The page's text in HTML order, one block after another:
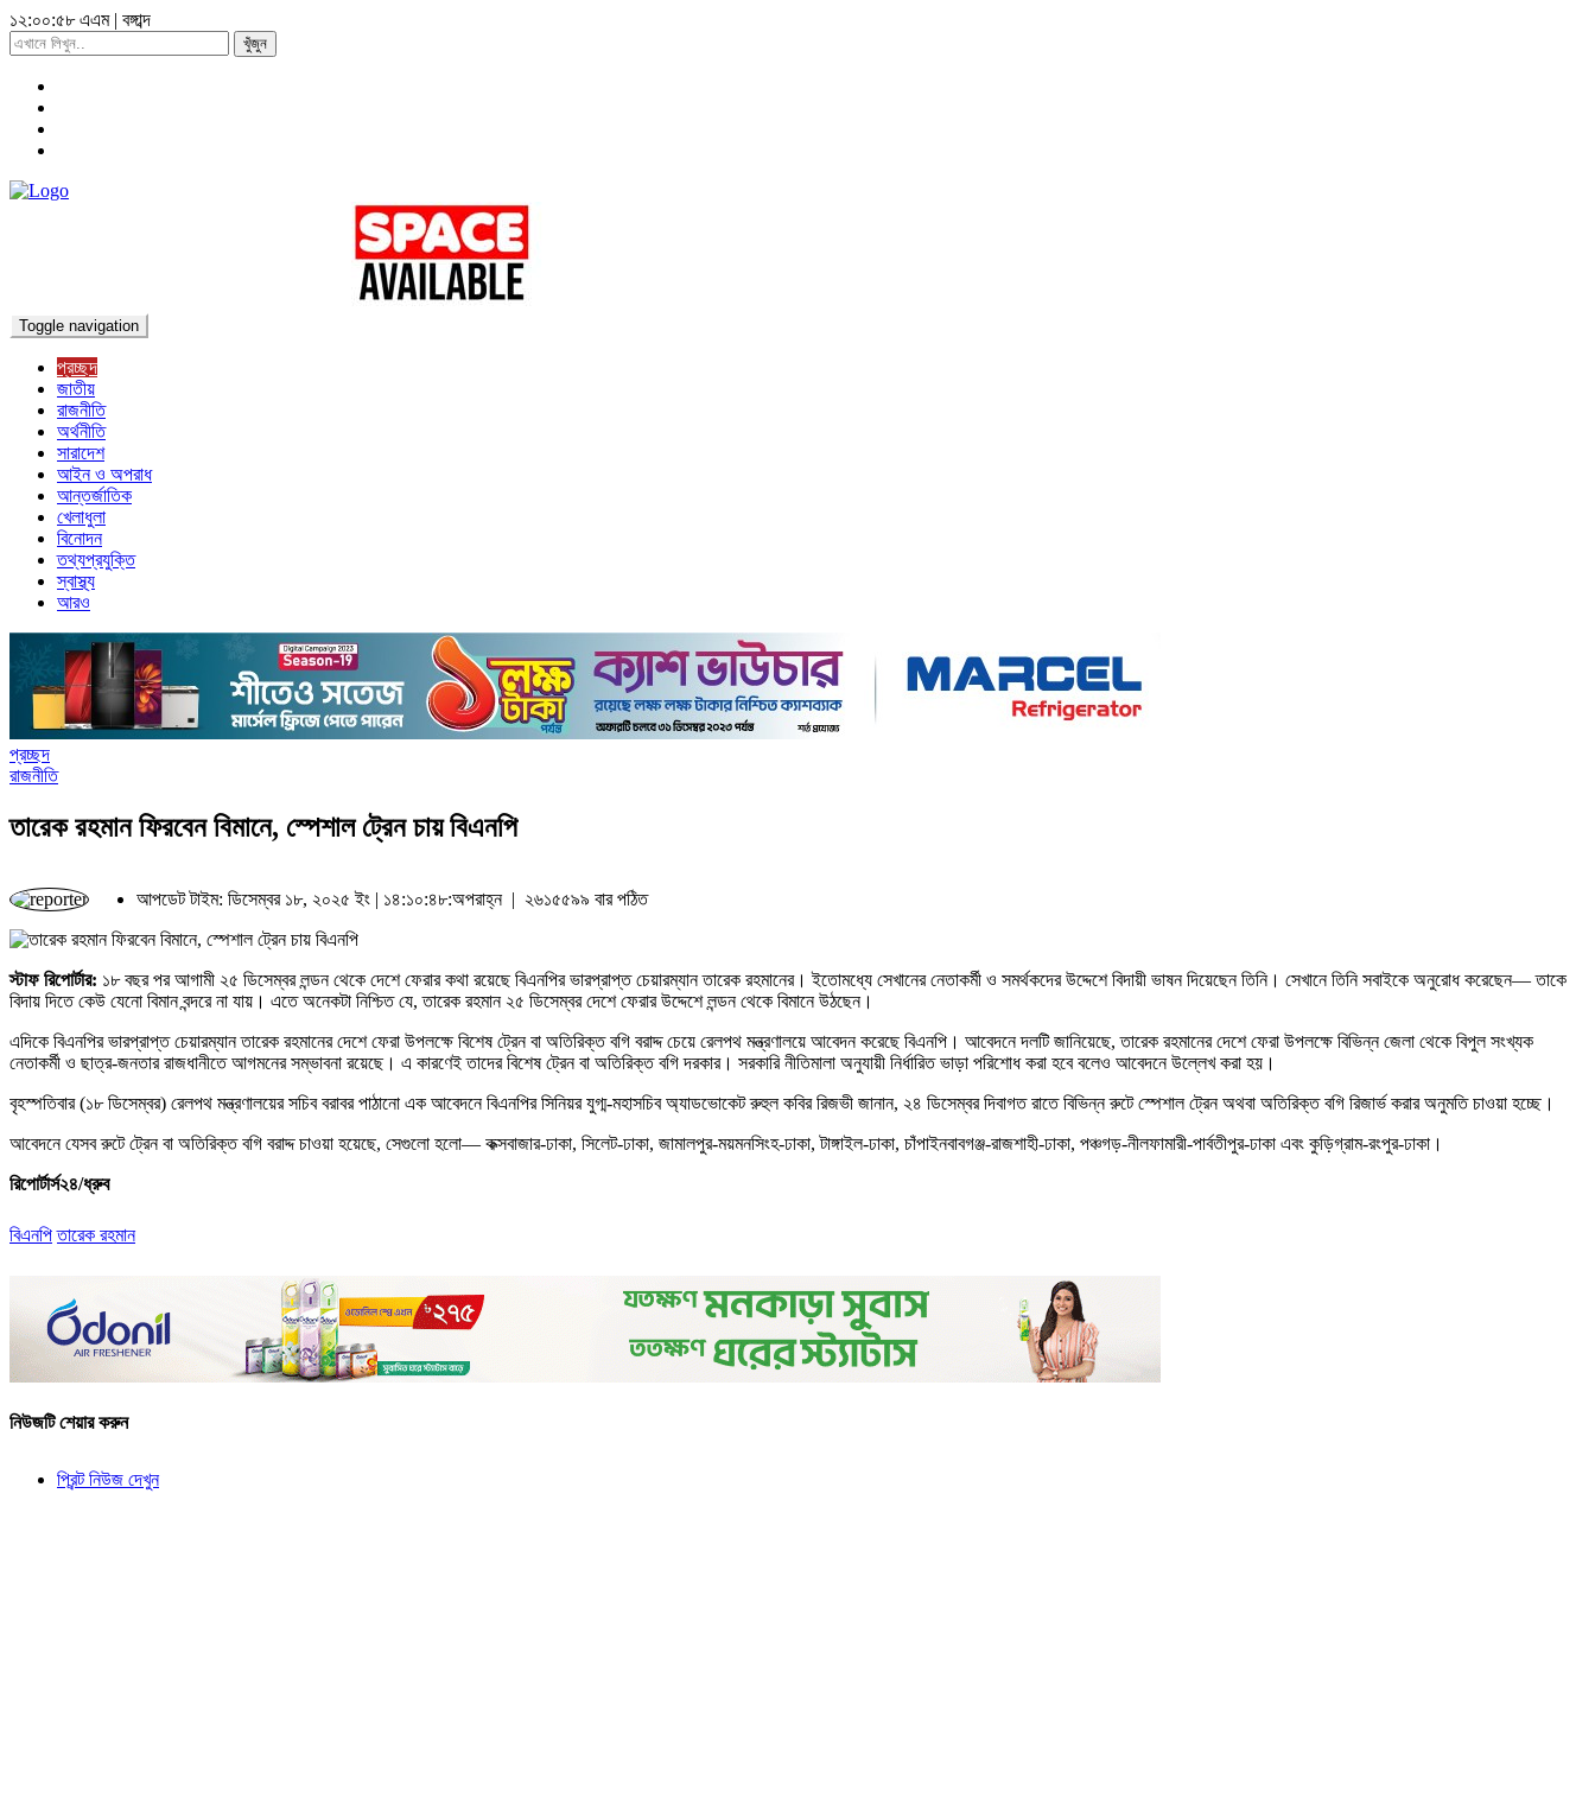
১২:০১:০০ এএম| বঙ্গাব্দ
খুঁজুন
Toggle navigation
প্রচ্ছদ
জাতীয়
রাজনীতি
অর্থনীতি
সারাদেশ
আইন ও অপরাধ
আন্তর্জাতিক
খেলাধুলা
বিনোদন
তথ্যপ্রযুক্তি
স্বাস্থ্য
আরও
প্রচ্ছদ
রাজনীতি
তারেক রহমান ফিরবেন বিমানে, স্পেশাল ট্রেন চায় বিএনপি
আপডেট টাইম: ডিসেম্বর ১৮, ২০২৫ ইং | ১৪:১০:৪৮:অপরাহ্ন | ২৬১৫৫৯৯ বার পঠিত
স্টাফ রিপোর্টার: ১৮ বছর পর আগামী ২৫ ডিসেম্বর লন্ডন থেকে দেশে ফেরার কথা রয়েছে বিএনপির ভারপ্রাপ্ত চেয়ারম্যান তারেক রহমানের। ইতোমধ্যে সেখানের নেতাকর্মী ও সমর্থকদের উদ্দেশে বিদায়ী ভাষন দিয়েছেন তিনি। সেখানে তিনি সবাইকে অনুরোধ করেছেন— তাকে
বিদায় দিতে কেউ যেনো বিমান বন্দরে না যায়। এতে অনেকটা নিশ্চিত যে, তারেক রহমান ২৫ ‍ডিসেম্বর দেশে ফেরার উদ্দেশে লন্ডন থেকে বিমানে উঠছেন।
এদিকে বিএনপির ভারপ্রাপ্ত চেয়ারম্যান তারেক রহমানের দেশে ফেরা উপলক্ষে বিশেষ ট্রেন বা অতিরিক্ত বগি বরাদ্দ চেয়ে রেলপথ মন্ত্রণালয়ে আবেদন করেছে বিএনপি। আবেদনে দলটি জানিয়েছে, তারেক রহমানের দেশে ফেরা উপলক্ষে বিভিন্ন জেলা থেকে বিপুল সংখ্যক
নেতাকর্মী ও ছাত্র-জনতার রাজধানীতে আগমনের সম্ভাবনা রয়েছে। এ কারণেই তাদের বিশেষ ট্রেন বা অতিরিক্ত বগি দরকার। সরকারি নীতিমালা অনুযায়ী নির্ধারিত ভাড়া পরিশোধ করা হবে বলেও আবেদনে উল্লেখ করা হয়।
বৃহস্পতিবার (১৮ ডিসেম্বর) রেলপথ মন্ত্রণালয়ের সচিব বরাবর পাঠানো এক আবেদনে বিএনপির সিনিয়র যুগ্ম-মহাসচিব অ্যাডভোকেট রুহুল কবির রিজভী জানান, ২৪ ডিসেম্বর দিবাগত রাতে বিভিন্ন রুটে স্পেশাল ট্রেন অথবা অতিরিক্ত বগি রিজার্ভ করার অনুমতি চাওয়া হচ্ছে।
আবেদনে যেসব রুটে ট্রেন বা অতিরিক্ত বগি বরাদ্দ চাওয়া হয়েছে, সেগুলো হলো— কক্সবাজার-ঢাকা, সিলেট-ঢাকা, জামালপুর-ময়মনসিংহ-ঢাকা, টাঙ্গাইল-ঢাকা, চাঁপাইনবাবগঞ্জ-রাজশাহী-ঢাকা, পঞ্চগড়-নীলফামারী-পার্বতীপুর-ঢাকা এবং কুড়িগ্রাম-রংপুর-ঢাকা।
রিপোর্টার্স২৪/ধ্রুব
বিএনপি তারেক রহমান
নিউজটি শেয়ার করুন
প্রিন্ট নিউজ দেখুন